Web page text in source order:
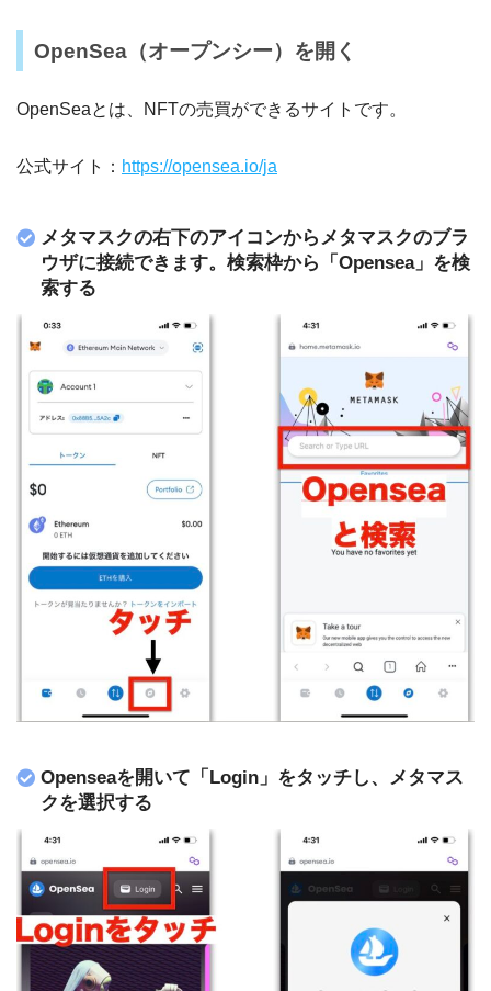
OpenSea（オープンシー）を開く
OpenSeaとは、NFTの売買ができるサイトです。
公式サイト： https://opensea.io/ja
メタマスクの右下のアイコンからメタマスクのブラ
ウザに接続できます。検索枠から「Opensea」を検
索する
Openseaを開いて「Login」をタッチし、メタマス
クを選択する